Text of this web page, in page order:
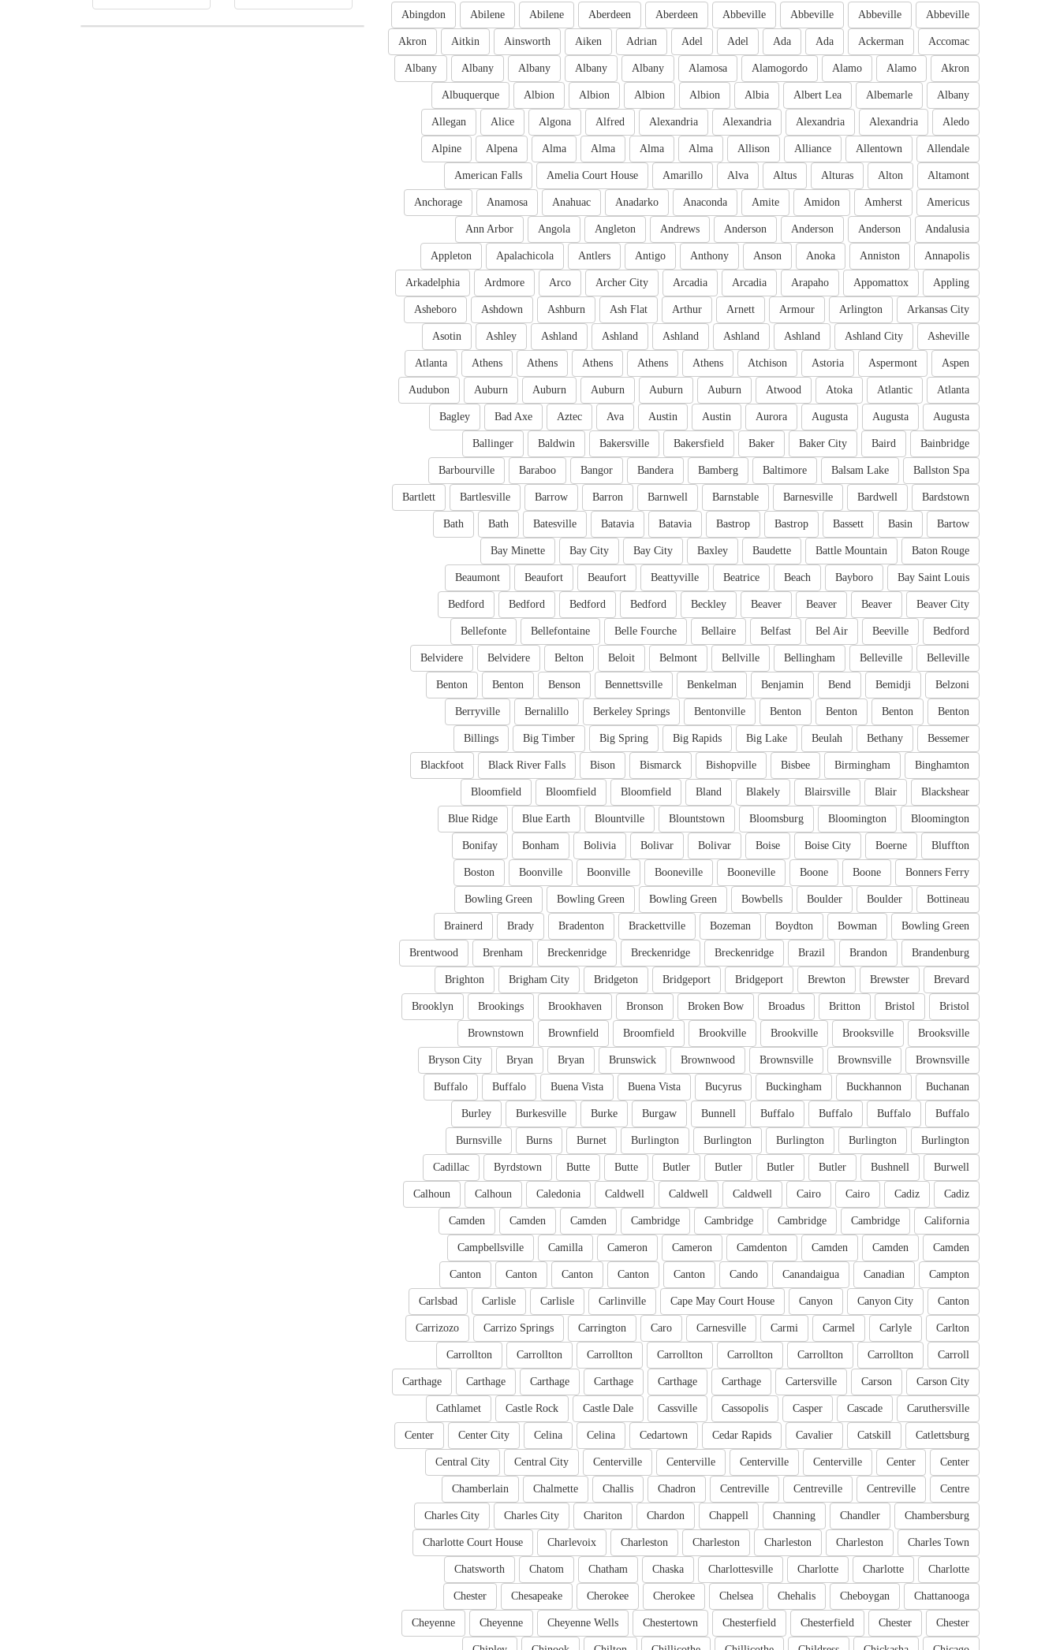
Abbeville
Abbeville
Abbeville
Abbeville
Aberdeen
Aberdeen
Abilene
Abilene
Abingdon
Accomac
Ackerman
Ada
Ada
Adel
Adel
Adrian
Aiken
Ainsworth
Aitkin
Akron
Akron
Alamo
Alamo
Alamogordo
Alamosa
Albany
Albany
Albany
Albany
Albany
Albany
Albemarle
Albert Lea
Albia
Albion
Albion
Albion
Albion
Albuquerque
Aledo
Alexandria
Alexandria
Alexandria
Alexandria
Alfred
Algona
Alice
Allegan
Allendale
Allentown
Alliance
Allison
Alma
Alma
Alma
Alma
Alpena
Alpine
Altamont
Alton
Alturas
Altus
Alva
Amarillo
Amelia Court House
American Falls
Americus
Amherst
Amidon
Amite
Anaconda
Anadarko
Anahuac
Anamosa
Anchorage
Andalusia
Anderson
Anderson
Anderson
Andrews
Angleton
Angola
Ann Arbor
Annapolis
Anniston
Anoka
Anson
Anthony
Antigo
Antlers
Apalachicola
Appleton
Appling
Appomattox
Arapaho
Arcadia
Arcadia
Archer City
Arco
Ardmore
Arkadelphia
Arkansas City
Arlington
Armour
Arnett
Arthur
Ash Flat
Ashburn
Ashdown
Asheboro
Asheville
Ashland City
Ashland
Ashland
Ashland
Ashland
Ashland
Ashley
Asotin
Aspen
Aspermont
Astoria
Atchison
Athens
Athens
Athens
Athens
Athens
Atlanta
Atlanta
Atlantic
Atoka
Atwood
Auburn
Auburn
Auburn
Auburn
Auburn
Audubon
Augusta
Augusta
Augusta
Aurora
Austin
Austin
Ava
Aztec
Bad Axe
Bagley
Bainbridge
Baird
Baker City
Baker
Bakersfield
Bakersville
Baldwin
Ballinger
Ballston Spa
Balsam Lake
Baltimore
Bamberg
Bandera
Bangor
Baraboo
Barbourville
Bardstown
Bardwell
Barnesville
Barnstable
Barnwell
Barron
Barrow
Bartlesville
Bartlett
Bartow
Basin
Bassett
Bastrop
Bastrop
Batavia
Batavia
Batesville
Bath
Bath
Baton Rouge
Battle Mountain
Baudette
Baxley
Bay City
Bay City
Bay Minette
Bay Saint Louis
Bayboro
Beach
Beatrice
Beattyville
Beaufort
Beaufort
Beaumont
Beaver City
Beaver
Beaver
Beaver
Beckley
Bedford
Bedford
Bedford
Bedford
Bedford
Beeville
Bel Air
Belfast
Bellaire
Belle Fourche
Bellefontaine
Bellefonte
Belleville
Belleville
Bellingham
Bellville
Belmont
Beloit
Belton
Belvidere
Belvidere
Belzoni
Bemidji
Bend
Benjamin
Benkelman
Bennettsville
Benson
Benton
Benton
Benton
Benton
Benton
Benton
Bentonville
Berkeley Springs
Bernalillo
Berryville
Bessemer
Bethany
Beulah
Big Lake
Big Rapids
Big Spring
Big Timber
Billings
Binghamton
Birmingham
Bisbee
Bishopville
Bismarck
Bison
Black River Falls
Blackfoot
Blackshear
Blair
Blairsville
Blakely
Bland
Bloomfield
Bloomfield
Bloomfield
Bloomington
Bloomington
Bloomsburg
Blountstown
Blountville
Blue Earth
Blue Ridge
Bluffton
Boerne
Boise City
Boise
Bolivar
Bolivar
Bolivia
Bonham
Bonifay
Bonners Ferry
Boone
Boone
Booneville
Booneville
Boonville
Boonville
Boston
Bottineau
Boulder
Boulder
Bowbells
Bowling Green
Bowling Green
Bowling Green
Bowling Green
Bowman
Boydton
Bozeman
Brackettville
Bradenton
Brady
Brainerd
Brandenburg
Brandon
Brazil
Breckenridge
Breckenridge
Breckenridge
Brenham
Brentwood
Brevard
Brewster
Brewton
Bridgeport
Bridgeport
Bridgeton
Brigham City
Brighton
Bristol
Bristol
Britton
Broadus
Broken Bow
Bronson
Brookhaven
Brookings
Brooklyn
Brooksville
Brooksville
Brookville
Brookville
Broomfield
Brownfield
Brownstown
Brownsville
Brownsville
Brownsville
Brownwood
Brunswick
Bryan
Bryan
Bryson City
Buchanan
Buckhannon
Buckingham
Bucyrus
Buena Vista
Buena Vista
Buffalo
Buffalo
Buffalo
Buffalo
Buffalo
Buffalo
Bunnell
Burgaw
Burke
Burkesville
Burley
Burlington
Burlington
Burlington
Burlington
Burlington
Burnet
Burns
Burnsville
Burwell
Bushnell
Butler
Butler
Butler
Butler
Butte
Butte
Byrdstown
Cadillac
Cadiz
Cadiz
Cairo
Cairo
Caldwell
Caldwell
Caldwell
Caledonia
Calhoun
Calhoun
California
Cambridge
Cambridge
Cambridge
Cambridge
Camden
Camden
Camden
Camden
Camden
Camden
Camdenton
Cameron
Cameron
Camilla
Campbellsville
Campton
Canadian
Canandaigua
Cando
Canton
Canton
Canton
Canton
Canton
Canton
Canyon City
Canyon
Cape May Court House
Carlinville
Carlisle
Carlisle
Carlsbad
Carlton
Carlyle
Carmel
Carmi
Carnesville
Caro
Carrington
Carrizo Springs
Carrizozo
Carroll
Carrollton
Carrollton
Carrollton
Carrollton
Carrollton
Carrollton
Carrollton
Carson City
Carson
Cartersville
Carthage
Carthage
Carthage
Carthage
Carthage
Carthage
Caruthersville
Cascade
Casper
Cassopolis
Cassville
Castle Dale
Castle Rock
Cathlamet
Catlettsburg
Catskill
Cavalier
Cedar Rapids
Cedartown
Celina
Celina
Center City
Center
Center
Center
Centerville
Centerville
Centerville
Centerville
Central City
Central City
Centre
Centreville
Centreville
Centreville
Chadron
Challis
Chalmette
Chamberlain
Chambersburg
Chandler
Channing
Chappell
Chardon
Chariton
Charles City
Charles City
Charles Town
Charleston
Charleston
Charleston
Charleston
Charlevoix
Charlotte Court House
Charlotte
Charlotte
Charlotte
Charlottesville
Chaska
Chatham
Chatom
Chatsworth
Chattanooga
Cheboygan
Chehalis
Chelsea
Cherokee
Cherokee
Chesapeake
Chester
Chester
Chester
Chesterfield
Chesterfield
Chestertown
Cheyenne Wells
Cheyenne
Cheyenne